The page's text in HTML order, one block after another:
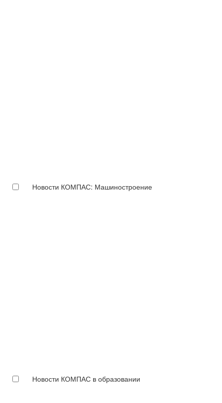
Новости КОМПАС: Машиностроение
Новости КОМПАС в образовании